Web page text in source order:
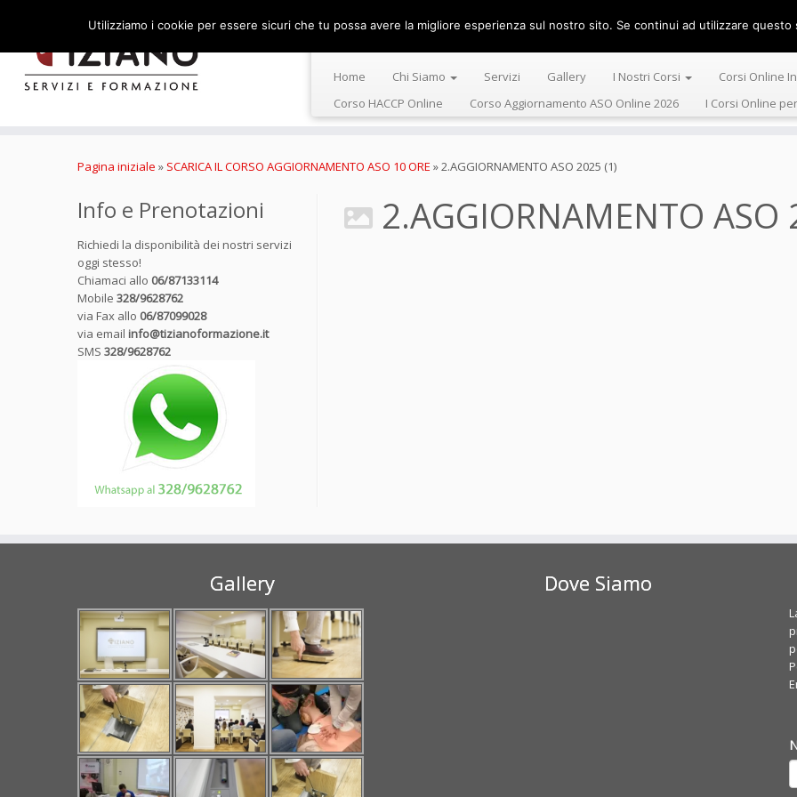
Centro Alta
Home Chi Siamo Servizi Gallery I Nostri Corsi Corsi Online
Corso HACCP Online
Corso Aggiornamento ASO Online 2026 I Corsi Online
Pagina iniziale » SCARICA IL CORSO AGGIORNAMENTO ASO 10 ORE »2.AGGIORNAMENTO ASO 2025 (1)
Info e Prenotazioni
Richiedi la disponibilità dei nostri servizi
oggi stesso!
Chiamaci allo 06/87133114
Mobile 328/9628762
via Fax allo 06/87099028
via email info@tizianoformazione.it
SMS 328/9628762
2.AGGIORNAMENTO ASO
Gallery Dove Siamo
Utilizziamo i cookie per essere sicuri che tu possa avere la migliore esperienza sul nostro sito. Se continui ad utilizzare